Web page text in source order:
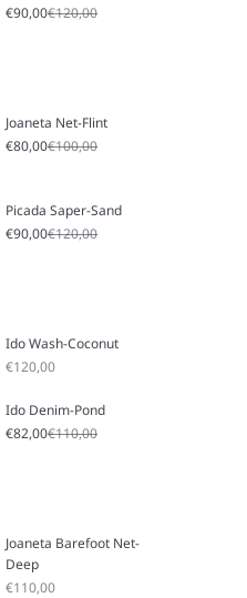
Preço promocional
€90,00Preço normal
€120,00
Joaneta Net-Flint
Preço promocional
€80,00Preço normal
€100,00
Picada Saper-Sand
Preço promocional
€90,00Preço normal
€120,00
Ido Wash-Coconut
Preço promocional
€120,00
Ido Denim-Pond
Preço promocional
€82,00Preço normal
€110,00
Joaneta Barefoot Net-
Deep
Preço promocional
€110,00